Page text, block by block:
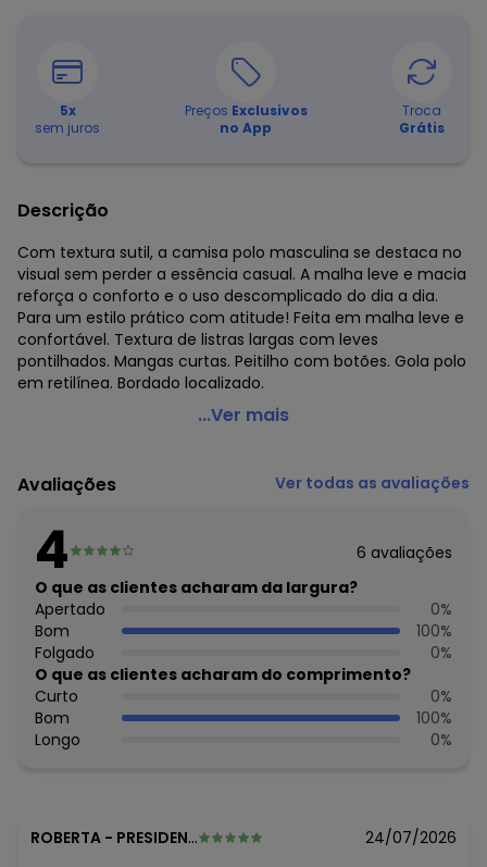
5x
sem juros
Preços Exclusivos
no App
Troca
Grátis
Descrição
Com textura sutil, a camisa polo masculina se destaca no
visual sem perder a essência casual. A malha leve e macia
reforça o conforto e o uso descomplicado do dia a dia.
Para um estilo prático com atitude! Feita em malha leve e
confortável. Textura de listras largas com leves
pontilhados. Mangas curtas. Peitilho com botões. Gola polo
em retilínea. Bordado localizado.
Fico - Camisa Polo em Malha Texturizada Verde
Fornecedor: LUNELLI TEXTIL NORDESTE LTDA / CNPJ
10.220.089/0001-55
Cuidados para conservação do produto: Lavagem a mão;
Não alvejar; Não secar em tambor; Secagem em varal à
sombra; Não passar; Não limpar a seco; Limpeza a úmido
profissional; Processo suave;
Tecido: Algodão
Composição: 50% Algodão 50% Poliéster
Histórico de preços
O preço apresentado abaixo é o menor oferecido em
algum dia do mês, para o menor tamanho disponível.
maio/2026 R$ 57,95
...Ver mais
Avaliações Ver todas as avaliações
4 6 avaliações
O que as clientes acharam da largura?
Apertado
0%
Bom
100%
Folgado
0%
O que as clientes acharam do comprimento?
Curto
0%
Bom
100%
Longo
0%
ROBERTA - PRESIDENTE PRUDENTE - SP 24/07/2026